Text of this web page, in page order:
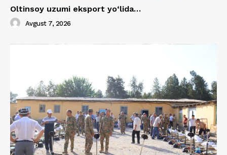
Oltinsoy uzumi eksport yo‘lida…
Avgust 7, 2026